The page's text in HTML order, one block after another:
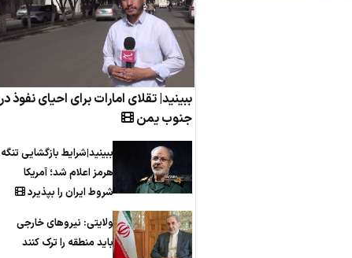
ببینید| تقلای امارات برای احیای نفوذ در
جنوب یمن
ببینید|شرایط بازگشایی تنگه
هرمز اعلام شد؛ آمریکا
شروط ایران را بپذیرد
ولایتی: نیروهای خارجی
باید منطقه را ترک کنند